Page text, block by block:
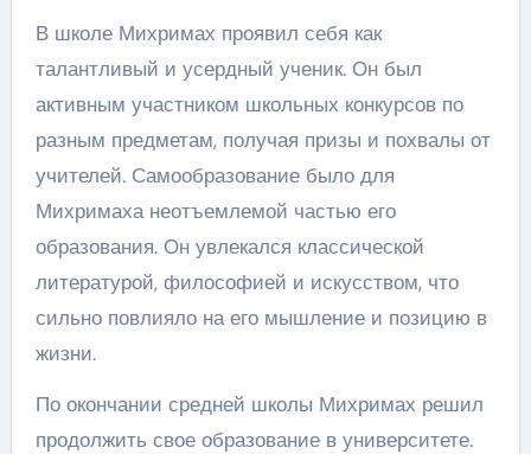
В школе Михримах проявил себя как
талантливый и усердный ученик. Он был
активным участником школьных конкурсов по
разным предметам, получая призы и похвалы от
учителей. Самообразование было для
Михримаха неотъемлемой частью его
образования. Он увлекался классической
литературой, философией и искусством, что
сильно повлияло на его мышление и позицию в
жизни.
По окончании средней школы Михримах решил
продолжить свое образование в университете.